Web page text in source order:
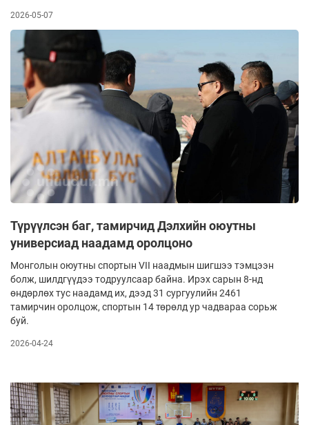
2026-05-07
Түрүүлсэн баг, тамирчид Дэлхийн оюутны
универсиад наадамд оролцоно
Монголын оюутны спортын VII наадмын шигшээ тэмцээн
болж, шилдгүүдээ тодруулсаар байна. Ирэх сарын 8-нд
өндөрлөх тус наадамд их, дээд 31 сургуулийн 2461
тамирчин оролцож, спортын 14 төрөлд ур чадвараа сорьж
буй.
2026-04-24